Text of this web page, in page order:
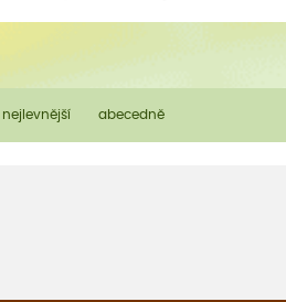
nejlevnější abecedně